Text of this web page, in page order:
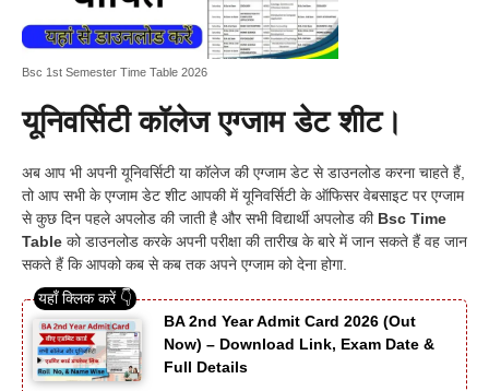
Bsc 1st Semester Time Table 2026
यूनिवर्सिटी कॉलेज एग्जाम डेट शीट।
अब आप भी अपनी यूनिवर्सिटी या कॉलेज की एग्जाम डेट से डाउनलोड करना चाहते हैं,
तो आप सभी के एग्जाम डेट शीट आपकी में यूनिवर्सिटी के ऑफिसर वेबसाइट पर एग्जाम
से कुछ दिन पहले अपलोड की जाती है और सभी विद्यार्थी अपलोड की Bsc Time
Table को डाउनलोड करके अपनी परीक्षा की तारीख के बारे में जान सकते हैं वह जान
सकते हैं कि आपको कब से कब तक अपने एग्जाम को देना होगा.
BA 2nd Year Admit Card 2026 (Out
Now) – Download Link, Exam Date &
Full Details